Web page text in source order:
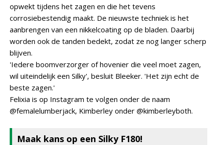
opwekt tijdens het zagen en die het tevens
corrosiebestendig maakt. De nieuwste techniek is het
aanbrengen van een nikkelcoating op de bladen. Daarbij
worden ook de tanden bedekt, zodat ze nog langer scherp
blijven.
'Iedere boomverzorger of hovenier die veel moet zagen,
wil uiteindelijk een Silky', besluit Bleeker. 'Het zijn echt de
beste zagen.'
Felixia is op Instagram te volgen onder de naam
@femalelumberjack, Kimberley onder @kimberleyboth.
Maak kans op een Silky F180!